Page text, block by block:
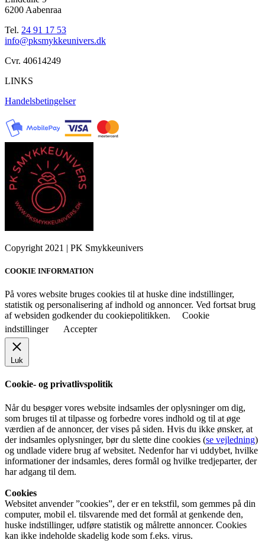
6200 Aabenraa
Tel. 24 91 17 53
info@pksmykkeunivers.dk
Cvr. 40614249
LINKS
Handelsbetingelser
Copyright 2021 | PK Smykkeunivers
COOKIE INFORMATION
På vores website bruges cookies til at huske dine indstillinger,
statistik og personalisering af indhold og annoncer. Ved fortsat brug
af websiden godkender du cookiepolitikken.
Cookie
indstillinger
Accepter
Luk
Cookie- og privatlivspolitik
Når du besøger vores website indsamles der oplysninger om dig,
som bruges til at tilpasse og forbedre vores indhold og til at øge
værdien af de annoncer, der vises på siden. Hvis du ikke ønsker, at
der indsamles oplysninger, bør du slette dine cookies (se vejledning)
og undlade videre brug af websitet. Nedenfor har vi uddybet, hvilke
informationer der indsamles, deres formål og hvilke tredjeparter, der
har adgang til dem.
Cookies
Websitet anvender ”cookies”, der er en tekstfil, som gemmes på din
computer, mobil el. tilsvarende med det formål at genkende den,
huske indstillinger, udføre statistik og målrette annoncer. Cookies
kan ikke indeholde skadelig kode som f.eks. virus.